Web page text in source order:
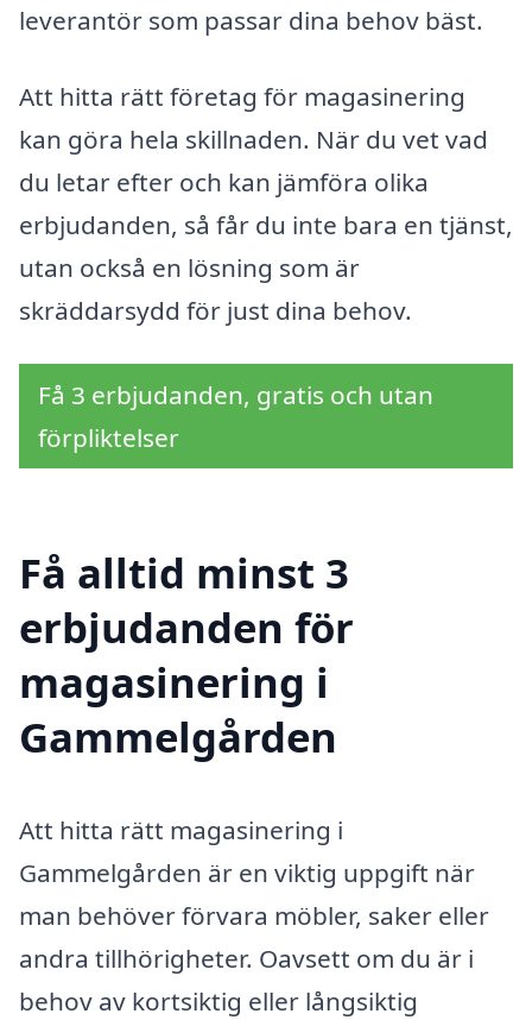
leverantör som passar dina behov bäst.
Att hitta rätt företag för magasinering
kan göra hela skillnaden. När du vet vad
du letar efter och kan jämföra olika
erbjudanden, så får du inte bara en tjänst,
utan också en lösning som är
skräddarsydd för just dina behov.
Få 3 erbjudanden, gratis och utan
förpliktelser
Få alltid minst 3
erbjudanden för
magasinering i
Gammelgården
Att hitta rätt magasinering i
Gammelgården är en viktig uppgift när
man behöver förvara möbler, saker eller
andra tillhörigheter. Oavsett om du är i
behov av kortsiktig eller långsiktig